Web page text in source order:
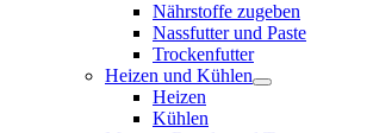
Nährstoffe zugeben
Nassfutter und Paste
Trockenfutter
Heizen und Kühlen
Heizen
Kühlen